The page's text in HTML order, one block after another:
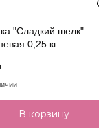
"Сладкий шелк"
0,25 кг
В корзину